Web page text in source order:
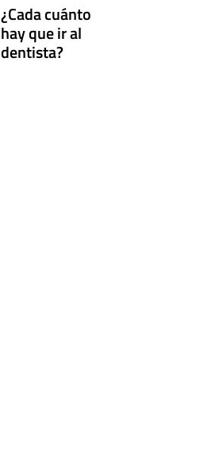
¿Cada cuánto
hay que ir al
dentista?